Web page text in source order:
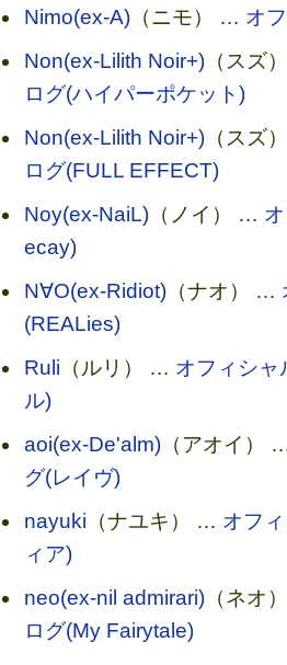
Nimo(ex-A)（ニモ） … オ
Non(ex-Lilith Noir+)（スズ
ログ(ハイパーポケット)
Non(ex-Lilith Noir+)（スズ
ログ(FULL EFFECT)
Noy(ex-NaiL)（ノイ） …
ecay)
N∀O(ex-Ridiot)（ナオ） …
(REALies)
Ruli （ルリ） … オフィシャ
ル)
aoi(ex-De'alm)（アオイ）
グ(レイヴ)
nayuki （ナユキ） … オフ
ィア)
neo(ex-nil admirari)（ネオ
ログ(My Fairytale)